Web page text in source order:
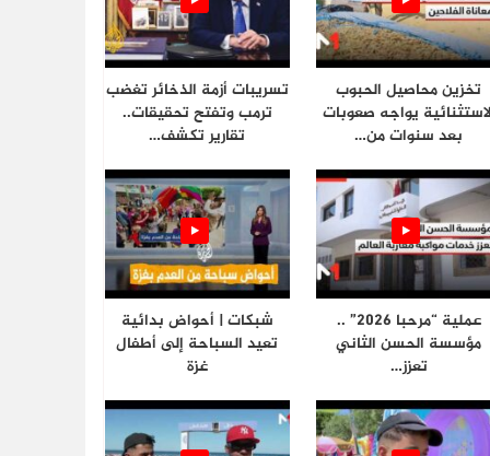
تخزين محاصيل الحبوب
يواجه صعوبات
بعد سنوات من…
تسريبات أزمة الذخائر تغضب
ترمب وتفتح تحقيقات..
تقارير تكشف…
عملية “مرحبا 2026” ..
مؤسسة الحسن الثاني
تعزز…
شبكات | أحواض بدائية
تعيد السباحة إلى أطفال
غزة